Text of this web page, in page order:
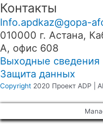
Контакты
Info.apdkaz@gopa-
010000 г. Астана,
А, офис 608
Выходные сведения
Защита данных
Copyright 2020 Проект ADP |